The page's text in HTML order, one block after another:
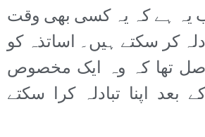
یہ ہے کہ یہ کسی بھی وقت
کر سکتے ہیں۔ اساتذہ کو
تھا کہ وہ ایک مخصوص
اپنا تبادلہ کرا سکتے